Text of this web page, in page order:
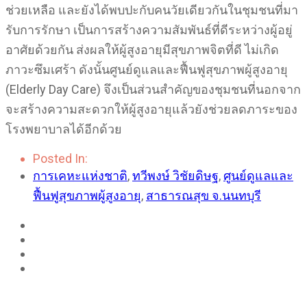
ช่วยเหลือ และยังได้พบปะกับคนวัยเดียวกันในชุมชนที่มา
รับการรักษา เป็นการสร้างความสัมพันธ์ที่ดีระหว่างผู้อยู่
อาศัยด้วยกัน ส่งผลให้ผู้สูงอายุมีสุขภาพจิตที่ดี ไม่เกิด
ภาวะซึมเศร้า ดังนั้นศูนย์ดูแลและฟื้นฟูสุขภาพผู้สูงอายุ
(Elderly Day Care) จึงเป็นส่วนสำคัญของชุมชนที่นอกจาก
จะสร้างความสะดวกให้ผู้สูงอายุแล้วยังช่วยลดภาระของ
โรงพยาบาลได้อีกด้วย
Posted In:
การเคหะแห่งชาติ,ทวีพงษ์ วิชัยดิษฐ,ศูนย์ดูแลและ
ฟื้นฟูสุขภาพผู้สูงอายุ, สาธารณสุข จ.นนทบุรี